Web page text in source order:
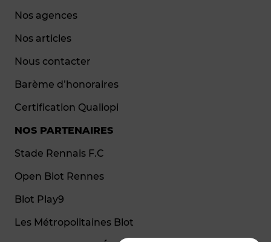
Nos agences
Nos articles
Nous contacter
Barème d’honoraires
Certification Qualiopi
NOS PARTENAIRES
Stade Rennais F.C
Open Blot Rennes
Blot Play9
Les Métropolitaines Blot